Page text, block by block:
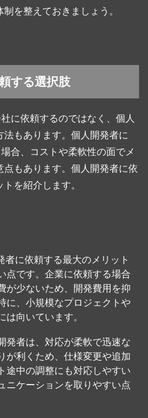
を整えておきましょう。
する選択肢
に依頼するのではなく、個人
もあります。個人開発者に
合、コストや柔軟性の面でメ
点もあります。個人開発者に依
を紹介します。
者に依頼する最大のメリット
点です。企業に依頼する場合
が少ないため、開発費用を抑
に、小規模なプロジェクトや
は向いています。
発者は、対応が柔軟で迅速な
が利くため、仕様変更や追加
途中の調整にも対応しやすい
ニケーションを取りやすい点